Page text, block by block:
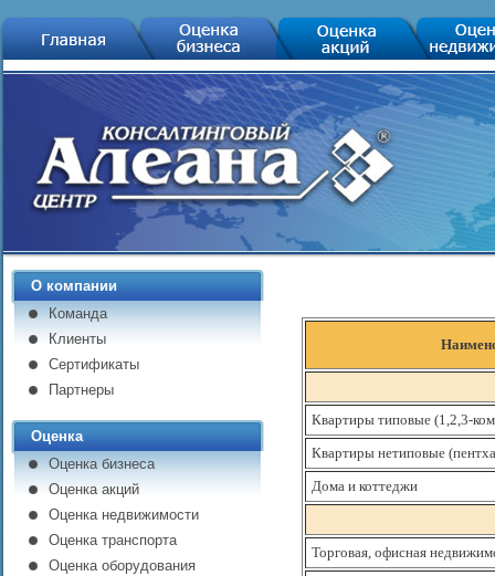
О компании
Команда
Клиенты
Сертификаты
Партнеры
Оценка
Оценка бизнеса
Оценка акций
Оценка недвижимости
Оценка транспорта
Оценка оборудования
Квартиры типовые (1,2,3-
Квартиры нетиповые
Дома и коттеджи
Торговая, офисная